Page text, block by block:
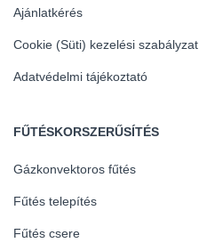
Ajánlatkérés
Cookie (Süti) kezelési szabályzat
Adatvédelmi tájékoztató
FŰTÉSKORSZERŰSÍTÉS
Gázkonvektoros fűtés
Fűtés telepítés
Fűtés csere